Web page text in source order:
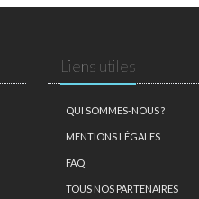
Liens utiles
QUI SOMMES-NOUS ?
MENTIONS LÉGALES
FAQ
TOUS NOS PARTENAIRES